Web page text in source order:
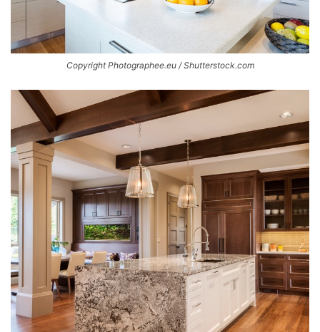
Copyright Photographee.eu / Shutterstock.com